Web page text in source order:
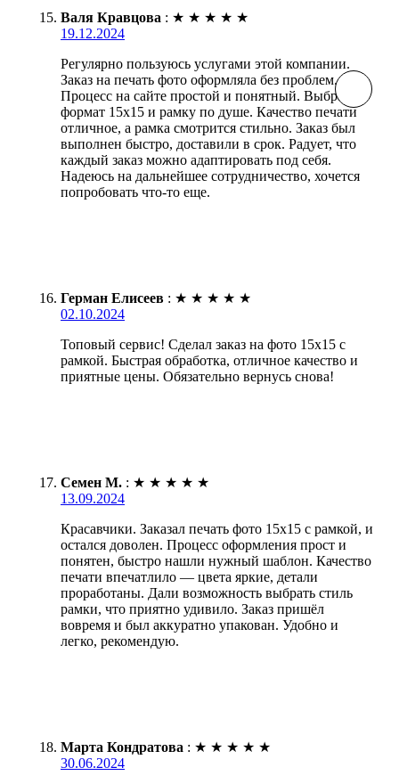
Валя Кравцова : ★ ★ ★ ★ ★
19.12.2024
Регулярно пользуюсь услугами этой компании.
Заказ на печать фото оформляла без проблем.
Процесс на сайте простой и понятный. Выбрала
формат 15х15 и рамку по душе. Качество печати
отличное, а рамка смотрится стильно. Заказ был
выполнен быстро, доставили в срок. Радует, что
каждый заказ можно адаптировать под себя.
Надеюсь на дальнейшее сотрудничество, хочется
попробовать что-то еще.
Герман Елисеев : ★ ★ ★ ★ ★
02.10.2024
Топовый сервис! Сделал заказ на фото 15х15 с
рамкой. Быстрая обработка, отличное качество и
приятные цены. Обязательно вернусь снова!
Семен М. : ★ ★ ★ ★ ★
13.09.2024
Красавчики. Заказал печать фото 15х15 с рамкой, и
остался доволен. Процесс оформления прост и
понятен, быстро нашли нужный шаблон. Качество
печати впечатлило — цвета яркие, детали
проработаны. Дали возможность выбрать стиль
рамки, что приятно удивило. Заказ пришёл
вовремя и был аккуратно упакован. Удобно и
легко, рекомендую.
Марта Кондратова : ★ ★ ★ ★ ★
30.06.2024